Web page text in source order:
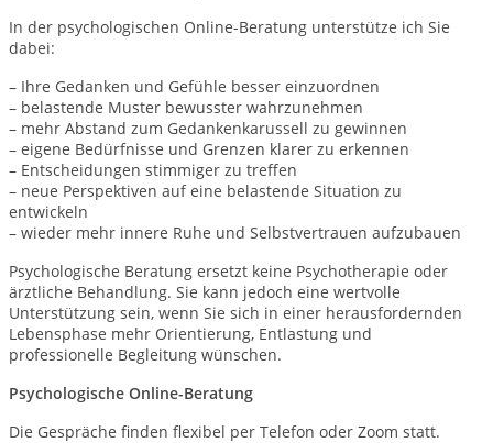
In der psychologischen Online-Beratung unterstütze ich Sie
dabei:
– Ihre Gedanken und Gefühle besser einzuordnen
– belastende Muster bewusster wahrzunehmen
– mehr Abstand zum Gedankenkarussell zu gewinnen
– eigene Bedürfnisse und Grenzen klarer zu erkennen
– Entscheidungen stimmiger zu treffen
– neue Perspektiven auf eine belastende Situation zu
entwickeln
– wieder mehr innere Ruhe und Selbstvertrauen aufzubauen
Psychologische Beratung ersetzt keine Psychotherapie oder
ärztliche Behandlung. Sie kann jedoch eine wertvolle
Unterstützung sein, wenn Sie sich in einer herausfordernden
Lebensphase mehr Orientierung, Entlastung und
professionelle Begleitung wünschen.
Psychologische Online-Beratung
Die Gespräche finden flexibel per Telefon oder Zoom statt.